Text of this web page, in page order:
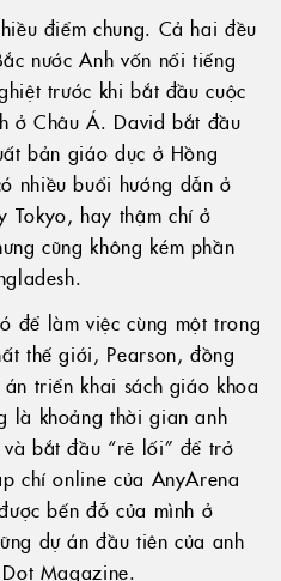
điểm chung. Cả hai đều
nước Anh vốn nổi tiếng
trước khi bắt đầu cuộc
ở Châu Á. David bắt đầu
bản giáo dục ở Hồng
nhiều buổi hướng dẫn ở
Tokyo, hay thậm chí ở
cũng không kém phần
để làm việc cùng một trong
thế giới, Pearson, đồng
triển khai sách giáo khoa
là khoảng thời gian anh
bắt đầu “rẽ lối” để trở
chí online của AnyArena
bến đỗ của mình ở
dự án đầu tiên của anh
Magazine.